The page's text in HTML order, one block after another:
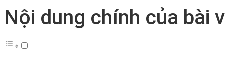
Nội dung chính của bài